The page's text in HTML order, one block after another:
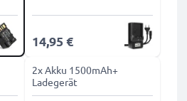
14,95 €
2x Akku 1500mAh+
Ladegerät